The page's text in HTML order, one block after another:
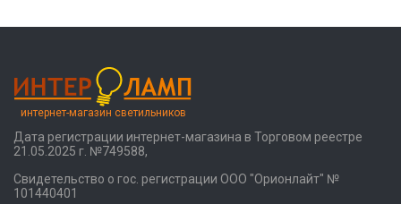
интернет-магазин светильников
Дата регистрации интернет-магазина в Торговом реестре
21.05.2025 г. №749588,
Свидетельство о гос. регистрации ООО "Орионлайт" №
101440401